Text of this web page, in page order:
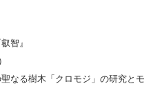
叡智』
なる樹木「クロモジ」の研究とモ